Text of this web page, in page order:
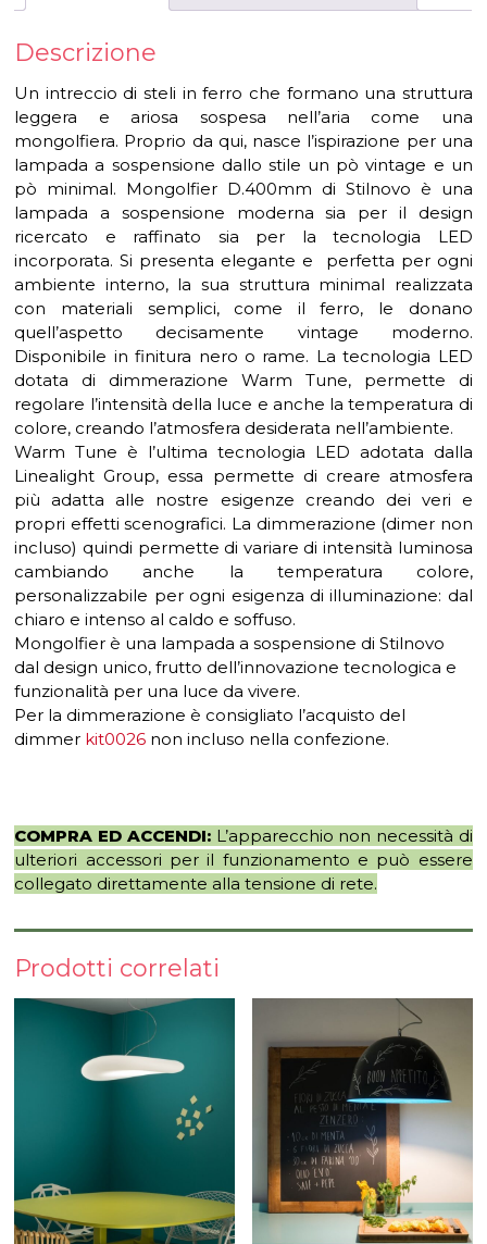
Descrizione
Un intreccio di steli in ferro che formano una struttura
leggera e ariosa sospesa nell’aria come una
mongolfiera. Proprio da qui, nasce l’ispirazione per una
lampada a sospensione dallo stile un pò vintage e un
pò minimal. Mongolfier D.400mm di Stilnovo è una
lampada a sospensione moderna sia per il design
ricercato e raffinato sia per la tecnologia LED
incorporata. Si presenta elegante e perfetta per ogni
ambiente interno, la sua struttura minimal realizzata
con materiali semplici, come il ferro, le donano
quell’aspetto decisamente vintage moderno.
Disponibile in finitura nero o rame. La tecnologia LED
dotata di dimmerazione Warm Tune, permette di
regolare l’intensità della luce e anche la temperatura di
colore, creando l’atmosfera desiderata nell’ambiente.
Warm Tune è l’ultima tecnologia LED adotata dalla
Linealight Group, essa permette di creare atmosfera
più adatta alle nostre esigenze creando dei veri e
propri effetti scenografici. La dimmerazione (dimer non
incluso) quindi permette di variare di intensità luminosa
cambiando anche la temperatura colore,
personalizzabile per ogni esigenza di illuminazione: dal
chiaro e intenso al caldo e soffuso.
Mongolfier è una lampada a sospensione di Stilnovo
dal design unico, frutto dell’innovazione tecnologica e
funzionalità per una luce da vivere.
Per la dimmerazione è consigliato l’acquisto del
dimmer kit0026 non incluso nella confezione.
COMPRA ED ACCENDI:L’apparecchio non necessità di
ulteriori accessori per il funzionamento e può essere
collegato direttamente alla tensione di rete.
Prodotti correlati